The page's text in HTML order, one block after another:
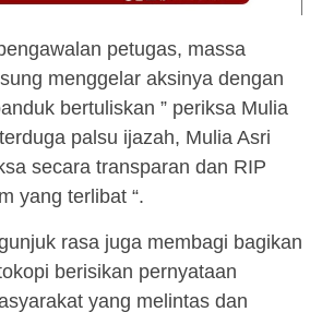
petugas, massa
menggelar aksinya dengan
bertuliskan ” periksa Mulia
palsu ijazah, Mulia Asri
secara transparan dan RIP
yang terlibat “.
rasa juga membagi bagikan
berisikan pernyataan
yang melintas dan